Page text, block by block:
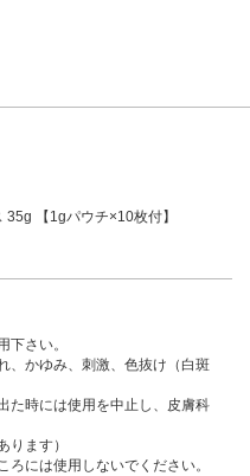
【1gパウチ×10枚付】
下さい。
、かゆみ、刺激、色抜け（白斑
た時には使用を中止し、皮膚科
ります）
ろには使用しないでください。